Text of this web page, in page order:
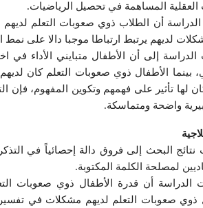
العقلية المساهمة في تحصيل الرياضيات.
أن الطلاب ذوي صعوبات التعلم
لديهم يرتبط ارتباطا موجبا دالا على نمط
إلى أن الأطفال متبايني الأداء في
بينما الأطفال ذوي صعوبات التعلم كان
لها تأثير على فهمهم وتكوين المفهوم، فإن
واضحة ومتماسكة.
البحث إلى فروق دالة إحصائياً في
لمصلحة الكلمة المكتوبة.
الدراسة أن قدرة الأطفال ذوي صعوبات
ذوي صعوبات التعلم لديهم مشكلات في